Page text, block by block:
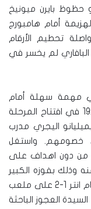
حظوظ بايرن ميونيخ
أمام هامبورج
تحطيم الأرقام
البافاري لم يخسر في
في مهمة سهلة أمام
باليرمو في المباراة التي ستقام الساعة 19:00 في افتتاح المرحلة
اليجري مدرب
خصومهم. واستغل
من دون اهداف على
وذلك بفوزه الكبير
على ضيفه كالياري 4-صفر. لكن الخسارة امام انتر 1-2 على ملعب
العجوز الباحثة